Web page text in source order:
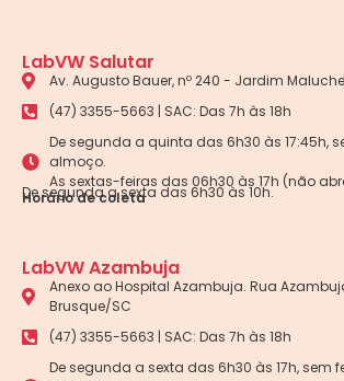
LabVW Salutar
Av. Augusto Bauer, nº 240 - Jardim
(47) 3355-5663 | SAC: Das 7h às 18h
De segunda a quinta das 6h30 às 17:45h,
almoço.
As sextas-feiras das 06h30 às 17h (não
Horário de coleta
De segunda a sexta das 6h30 às 10h.
LabVW Azambuja
Anexo ao Hospital Azambuja. Rua
Brusque/SC
(47) 3355-5663 | SAC: Das 7h às 18h
De segunda a sexta das 6h30 às 17h, sem